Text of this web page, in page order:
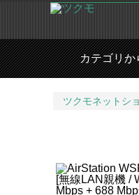
カテゴリか
ツクモネットシ